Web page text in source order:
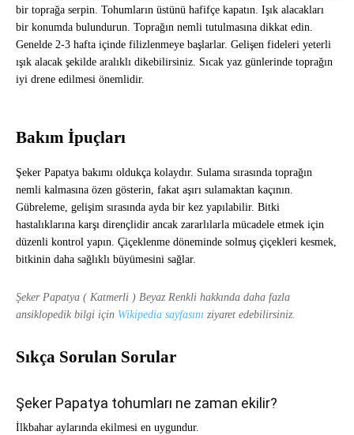
bir toprağa serpin. Tohumların üstünü hafifçe kapatın. Işık alacakları
bir konumda bulundurun. Toprağın nemli tutulmasına dikkat edin.
Genelde 2-3 hafta içinde filizlenmeye başlarlar. Gelişen fideleri yeterli
ışık alacak şekilde aralıklı dikebilirsiniz. Sıcak yaz günlerinde toprağın
iyi drene edilmesi önemlidir.
Bakım İpuçları
Şeker Papatya bakımı oldukça kolaydır. Sulama sırasında toprağın
nemli kalmasına özen gösterin, fakat aşırı sulamaktan kaçının.
Gübreleme, gelişim sırasında ayda bir kez yapılabilir. Bitki
hastalıklarına karşı dirençlidir ancak zararlılarla mücadele etmek için
düzenli kontrol yapın. Çiçeklenme döneminde solmuş çiçekleri kesmek,
bitkinin daha sağlıklı büyümesini sağlar.
Şeker Papatya ( Katmerli ) Beyaz Renkli hakkında daha fazla
ansiklopedik bilgi için Wikipedia sayfasını ziyaret edebilirsiniz.
Sıkça Sorulan Sorular
Şeker Papatya tohumları ne zaman ekilir?
İlkbahar aylarında ekilmesi en uygundur.